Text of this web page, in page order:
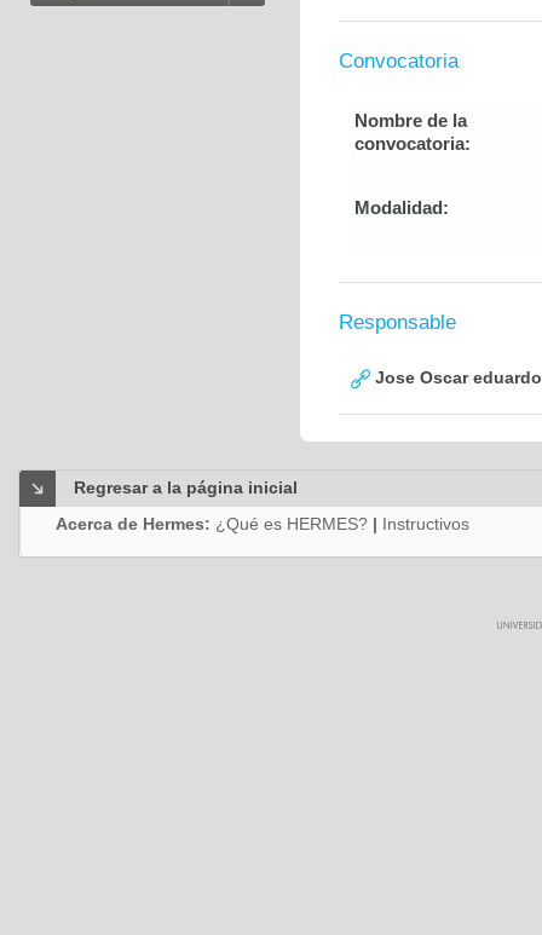
Convocatoria
Nombre de la
convocatoria:
Modalidad:
Responsable
Jose Oscar
Regresar a la página inicial
Acerca de Hermes: ¿Qué es HERMES? | Instructivos